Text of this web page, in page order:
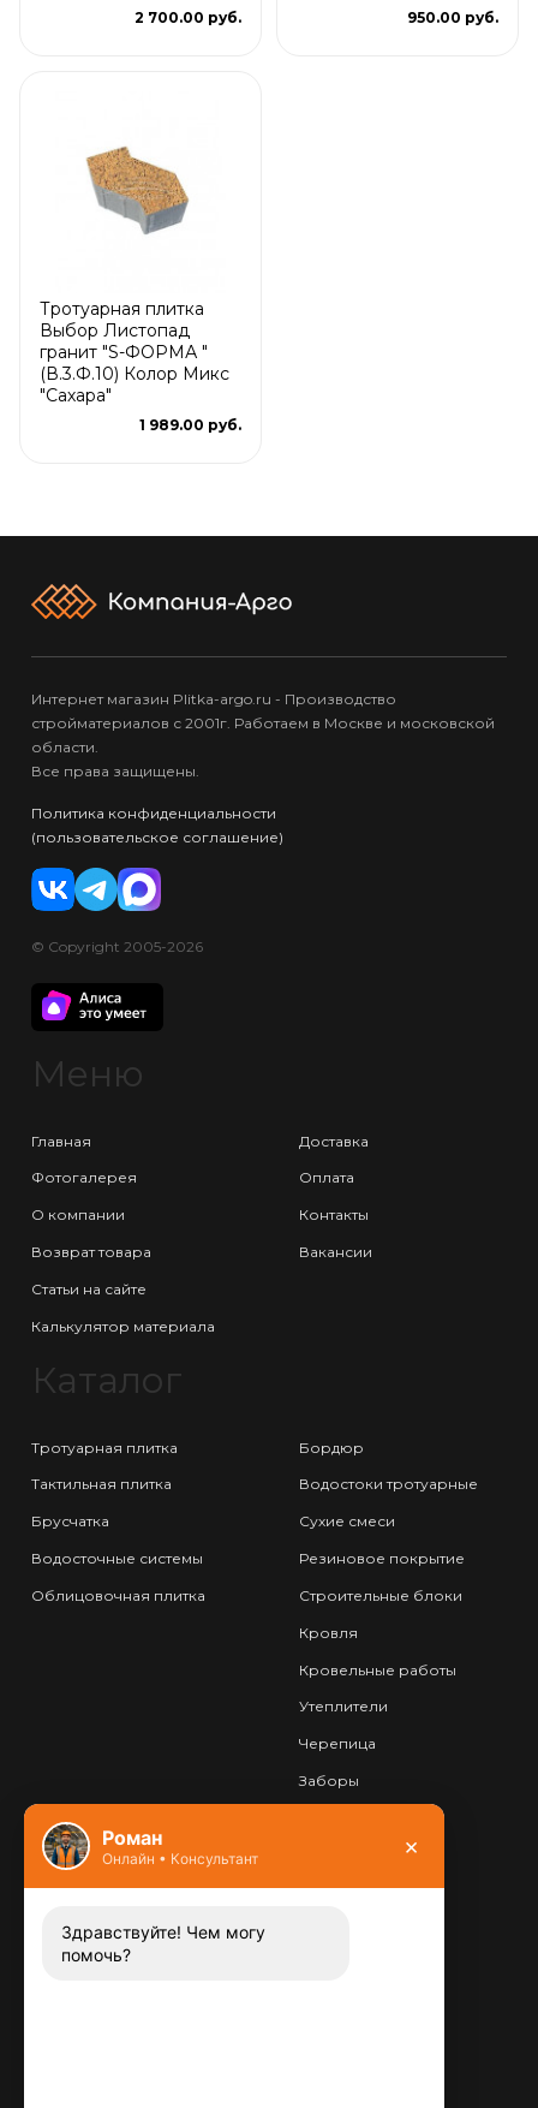
2 700.00 руб. 950.00 руб.
Тротуарная плитка
Выбор Листопад
гранит "S-ФОРМА "
(В.3.Ф.10) Колор Микс
"Сахара"
1 989.00 руб.
Интернет магазин Plitka-argo.ru - Производство
стройматериалов с 2001г. Работаем в Москве и московской
области.
Все права защищены.
Политика конфиденциальности
(пользовательское соглашение)
© Copyright 2005-2026
Меню
Главная
Фотогалерея
О компании
Возврат товара
Статьи на сайте
Калькулятор материала
Доставка
Оплата
Контакты
Вакансии
Каталог
Тротуарная плитка
Тактильная плитка
Брусчатка
Водосточные системы
Облицовочная плитка
Бордюр
Водостоки тротуарные
Сухие смеси
Резиновое покрытие
Строительные блоки
Кровля
Кровельные работы
Утеплители
Черепица
Заборы
Контакты
Заказать звонок
Роман
Онлайн • Консультант ×
Здравствуйте! Чем могу
помочь?